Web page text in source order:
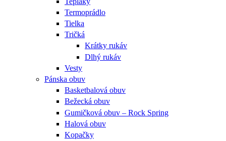
Termoprádlo
Tielka
Tričká
Krátky rukáv
Dlhý rukáv
Vesty
Pánska obuv
Basketbalová obuv
Bežecká obuv
Gumičková obuv – Rock Spring
Halová obuv
Kopačky